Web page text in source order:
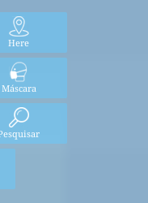
Here
Máscara